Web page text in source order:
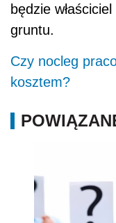
będzie
gruntu.
Czy nocleg
kosztem?